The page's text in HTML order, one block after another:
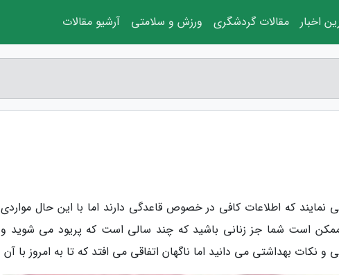
نمایند که اطلاعات کافی در خصوص قاعدگی دارند اما با این حال مواردی
است شما جز زنانی باشید که چند سالی است که پریود می شوید و
نکات بهداشتی می دانید اما ناگهان اتفاقی می افتد که تا به امروز با آن
اخبار مقالات گردشگری ورزش و سلامتی آرشیو مقالات